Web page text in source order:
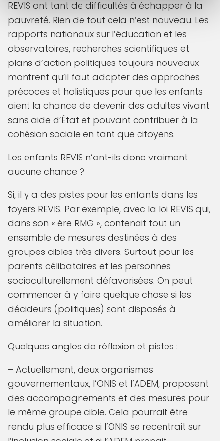
REVIS ont tant de difficultés à échapper à la
pauvreté. Rien de tout cela n’est nouveau. Les
rapports nationaux sur l’éducation et les
observatoires, recherches scientifiques et
plans d’action politiques toujours nouveaux
montrent qu’il faut adopter des approches
précoces et holistiques pour que les enfants
aient la chance de devenir des adultes vivant
sans aide d’État et pouvant contribuer à la
cohésion sociale en tant que citoyens.
Les enfants REVIS n’ont-ils donc vraiment
aucune chance ?
Si, il y a des pistes pour les enfants dans les
foyers REVIS. Par exemple, avec la loi REVIS qui,
dans son « ère RMG », contenait tout un
ensemble de mesures destinées à des
groupes cibles très divers. Surtout pour les
parents célibataires et les personnes
socioculturellement défavorisées. On peut
commencer à y faire quelque chose si les
décideurs (politiques) sont disposés à
améliorer la situation.
Quelques angles de réflexion et pistes :
– Actuellement, deux organismes
gouvernementaux, l’ONIS et l’ADEM, proposent
des accompagnements et des mesures pour
le même groupe cible. Cela pourrait être
rendu plus efficace si l’ONIS se recentrait sur